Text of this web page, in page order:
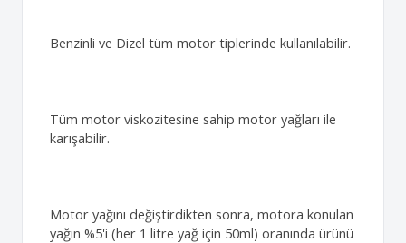
Benzinli ve Dizel tüm motor tiplerinde kullanılabilir.
Tüm motor viskozitesine sahip motor yağları ile
karışabilir.
Motor yağını değiştirdikten sonra, motora konulan
yağın %5'i (her 1 litre yağ için 50ml) oranında ürünü